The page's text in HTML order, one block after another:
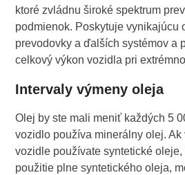
ktoré zvládnu široké spektrum
podmienok. Poskytuje vynikajúcu
prevodovky a ďalších systémov a
celkový výkon vozidla pri
Intervaly výmeny oleja
Olej by ste mali meniť každých 5
vozidlo používa minerálny olej. Ak
vozidle používate syntetické oleje,
použitie plne syntetického oleja,